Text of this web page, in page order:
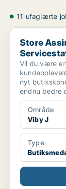
11 ufaglærte
Store Assistant
Store
Vil du være
nyt
endnu bedre
Område
Viby J
Type